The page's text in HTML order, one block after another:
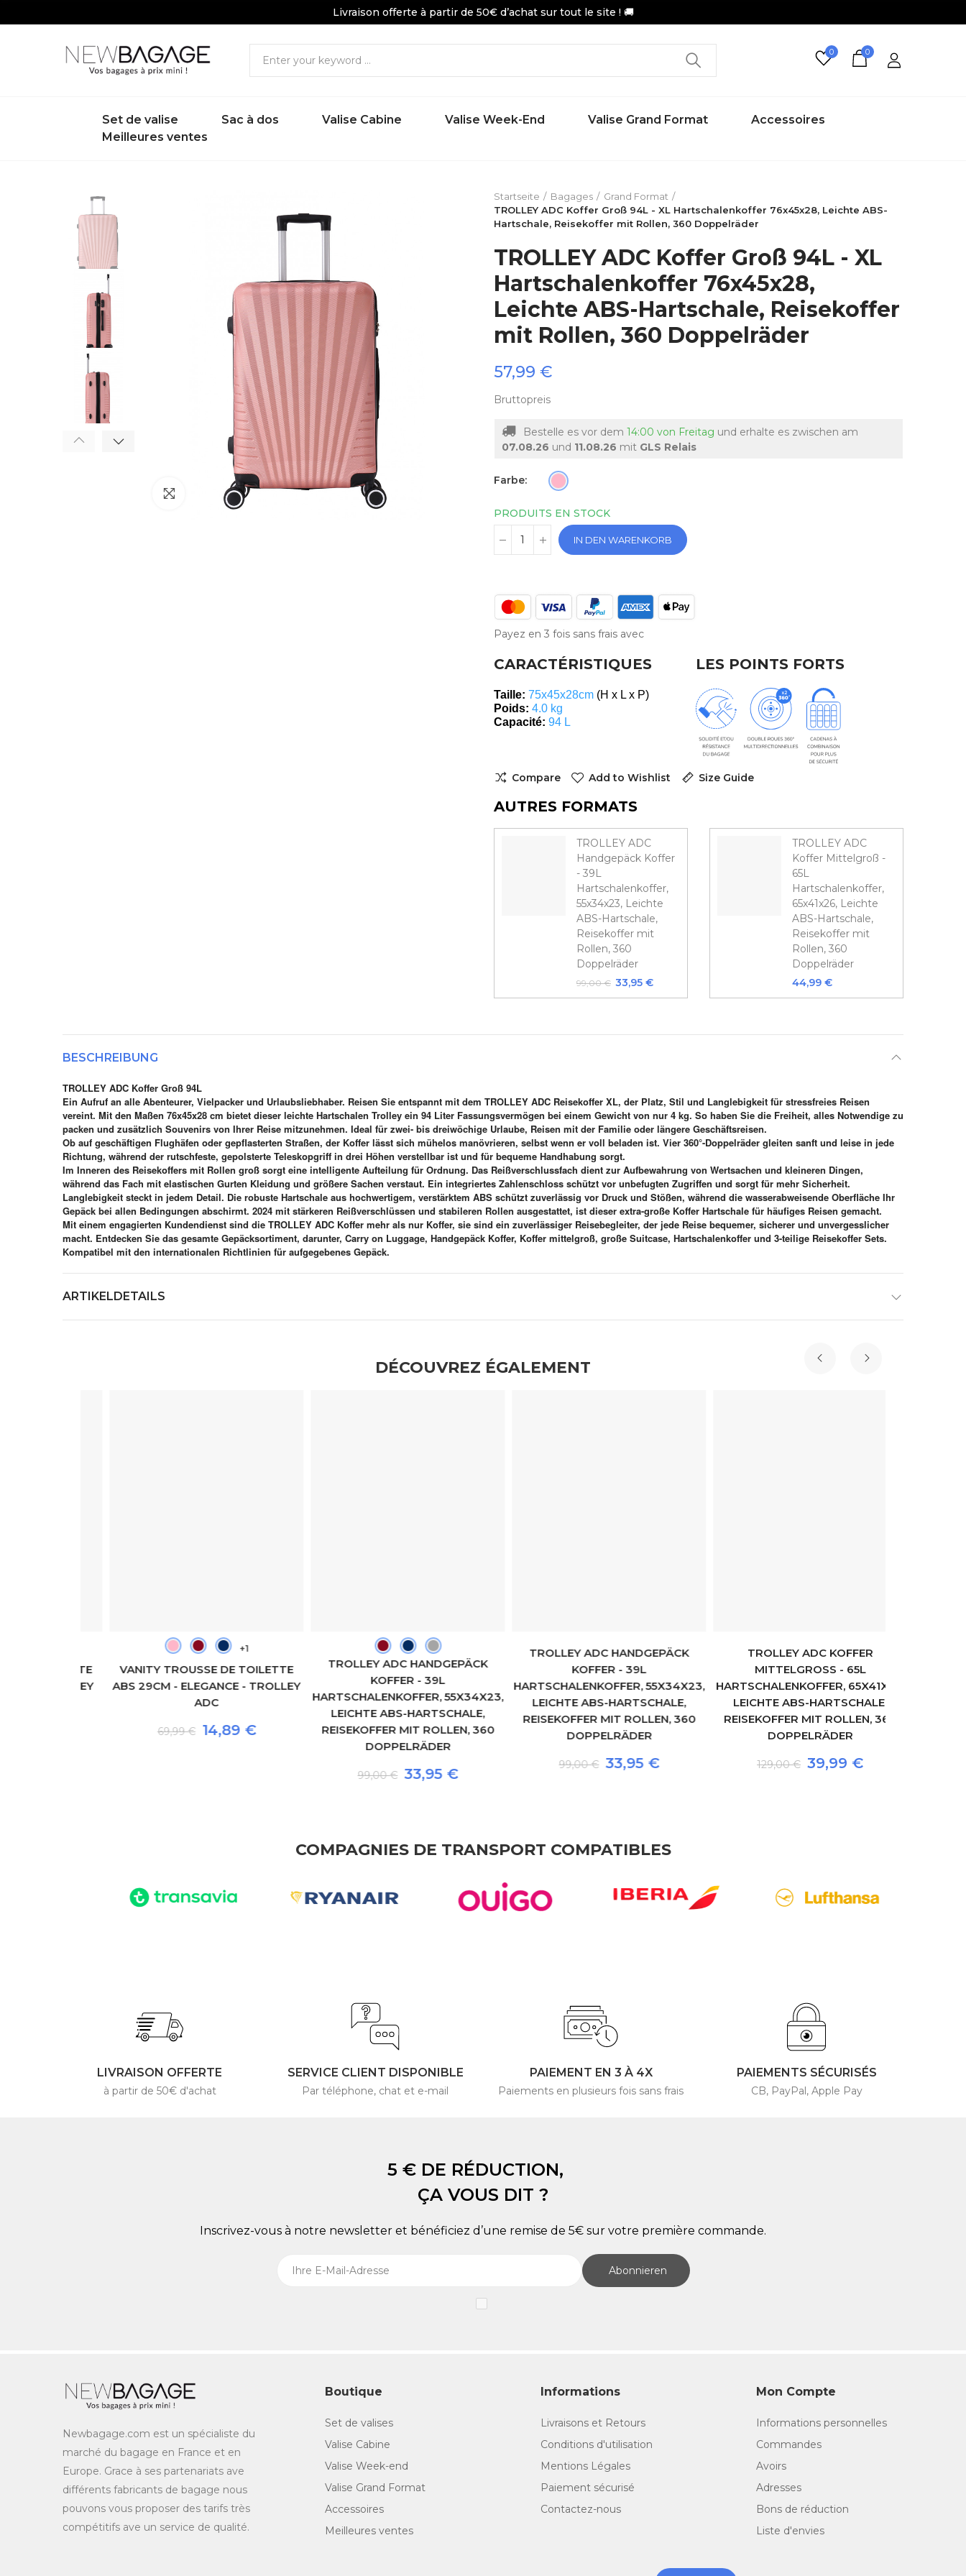
Livraison offerte à partir de 50€ d’achat sur tout le site ! 🚚
0 0
Set de valise Sac à dos Valise Cabine Valise Week-End Valise Grand Format
Accessoires
Meilleures ventes
Click to enlarge
Startseite Bagages
Grand Format
TROLLEY ADC Koffer Groß 94L - XL Hartschalenkoffer 76x45x28, Leichte ABS-
Hartschale, Reisekoffer mit Rollen, 360 Doppelräder
TROLLEY ADC Koffer Groß 94L - XL
Hartschalenkoffer 76x45x28,
Leichte ABS-Hartschale, Reisekoffer
mit Rollen, 360 Doppelräder
57,99 €
Bruttopreis
Bestelle es vor dem 14:00 von Freitag und erhalte es zwischen am
07.08.26 und 11.08.26 mit GLS Relais
Farbe
PRODUITS EN STOCK
IN DEN WARENKORB
Payez en 3 fois sans frais avec
CARACTÉRISTIQUES
Taille: 75x45x28cm (H x L x P)
Poids: 4.0 kg
Capacité: 94 L
LES POINTS FORTS
Compare Add to Wishlist Size Guide
AUTRES FORMATS
TROLLEY ADC
Handgepäck Koffer
- 39L
Hartschalenkoffer,
55x34x23, Leichte
ABS-Hartschale,
Reisekoffer mit
Rollen, 360
Doppelräder
99,00 € 33,95 €
TROLLEY ADC
Koffer Mittelgroß -
65L
Hartschalenkoffer,
65x41x26, Leichte
ABS-Hartschale,
Reisekoffer mit
Rollen, 360
Doppelräder
44,99 €
BESCHREIBUNG
TROLLEY ADC Koffer Groß 94L
Ein Aufruf an alle Abenteurer, Vielpacker und Urlaubsliebhaber. Reisen Sie entspannt mit dem TROLLEY ADC Reisekoffer XL, der Platz, Stil und Langlebigkeit für stressfreies Reisen
vereint. Mit den Maßen 76x45x28 cm bietet dieser leichte Hartschalen Trolley ein 94 Liter Fassungsvermögen bei einem Gewicht von nur 4 kg. So haben Sie die Freiheit, alles Notwendige zu
packen und zusätzlich Souvenirs von Ihrer Reise mitzunehmen. Ideal für zwei- bis dreiwöchige Urlaube, Reisen mit der Familie oder längere Geschäftsreisen.
Ob auf geschäftigen Flughäfen oder gepflasterten Straßen, der Koffer lässt sich mühelos manövrieren, selbst wenn er voll beladen ist. Vier 360°-Doppelräder gleiten sanft und leise in jede
Richtung, während der rutschfeste, gepolsterte Teleskopgriff in drei Höhen verstellbar ist und für bequeme Handhabung sorgt.
Im Inneren des Reisekoffers mit Rollen groß sorgt eine intelligente Aufteilung für Ordnung. Das Reißverschlussfach dient zur Aufbewahrung von Wertsachen und kleineren Dingen,
während das Fach mit elastischen Gurten Kleidung und größere Sachen verstaut. Ein integriertes Zahlenschloss schützt vor unbefugten Zugriffen und sorgt für mehr Sicherheit.
Langlebigkeit steckt in jedem Detail. Die robuste Hartschale aus hochwertigem, verstärktem ABS schützt zuverlässig vor Druck und Stößen, während die wasserabweisende Oberfläche Ihr
Gepäck bei allen Bedingungen abschirmt. 2024 mit stärkeren Reißverschlüssen und stabileren Rollen ausgestattet, ist dieser extra-große Koffer Hartschale für häufiges Reisen gemacht.
Mit einem engagierten Kundendienst sind die TROLLEY ADC Koffer mehr als nur Koffer, sie sind ein zuverlässiger Reisebegleiter, der jede Reise bequemer, sicherer und unvergesslicher
macht. Entdecken Sie das gesamte Gepäcksortiment, darunter, Carry on Luggage, Handgepäck Koffer, Koffer mittelgroß, große Suitcase, Hartschalenkoffer und 3-teilige Reisekoffer Sets.
Kompatibel mit den internationalen Richtlinien für aufgegebenes Gepäck.
ARTIKELDETAILS
DÉCOUVREZ ÉGALEMENT
+1
VANITY TROUSSE DE TOILETTE
ABS 29CM - ELEGANCE - TROLLEY
69,99 € 14,89 €
TROLLEY ADC HANDGEPÄCK
KOFFER - 39L
HARTSCHALENKOFFER, 55X34X23,
LEICHTE ABS-HARTSCHALE,
REISEKOFFER MIT ROLLEN, 360
DOPPELRÄDER
99,00 € 33,95 €
TROLLEY ADC HANDGEPÄCK
KOFFER - 39L
HARTSCHALENKOFFER, 55X34X23,
LEICHTE ABS-HARTSCHALE,
REISEKOFFER MIT ROLLEN, 360
DOPPELRÄDER
99,00 € 33,95 €
TROLLEY ADC KOFFER
MITTELGROSS - 65L H
ARTSCHALENKOFFER, 65X41X26, L
EICHTE ABS-HARTSCHALE, R
EISEKOFFER MIT ROLLEN, 360 D
OPPELRÄDER
129,00 € 39,99 €
COMPAGNIES DE TRANSPORT COMPATIBLES
LIVRAISON OFFERTE
à partir de 50€ d'achat
SERVICE CLIENT DISPONIBLE
Par téléphone, chat et e-mail
PAIEMENT EN 3 À 4X
Paiements en plusieurs fois sans frais
PAIEMENTS SÉCURISÉS
CB, PayPal, Apple Pay
5 € DE RÉDUCTION,
ÇA VOUS DIT ?
Inscrivez-vous à notre newsletter et bénéficiez d’une remise de 5€ sur votre première commande.
Abonnieren
Newbagage.com est un spécialiste du
marché du bagage en France et en
Europe. Grace à ses partenariats ave
différents fabricants de bagage nous
pouvons vous proposer des tarifs très
compétitifs ave un service de qualité.
Boutique
Set de valises
Valise Cabine
Valise Week-end
Valise Grand Format
Accessoires
Meilleures ventes
Informations
Livraisons et Retours
Conditions d'utilisation
Mentions Légales
Paiement sécurisé
Contactez-nous
Mon Compte
Informations personnelles
Commandes
Avoirs
Adresses
Bons de réduction
Liste d'envies